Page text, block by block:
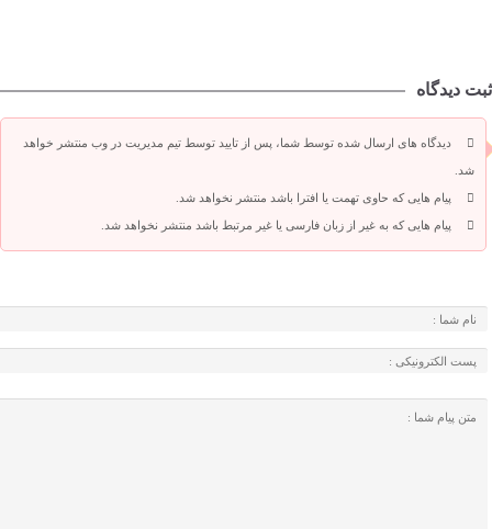
ثبت دیدگاه
دیدگاه های ارسال شده توسط شما، پس از تایید توسط تیم مدیریت در وب منتشر خواهد
شد.
پیام هایی که حاوی تهمت یا افترا باشد منتشر نخواهد شد.
پیام هایی که به غیر از زبان فارسی یا غیر مرتبط باشد منتشر نخواهد شد.